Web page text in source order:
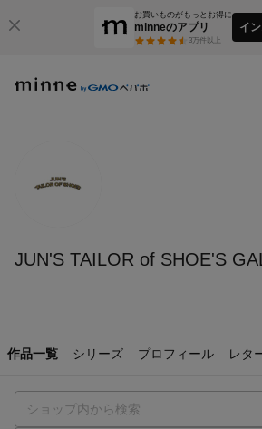
お買いものがもっとお得に
minneのアプリ
3万件以上
イ
JUN'S TAILOR of SHOE'S
作品一覧 シリーズ プロフィール レタ